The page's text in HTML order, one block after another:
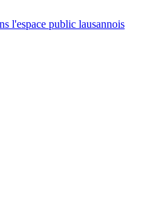
l'espace public lausannois